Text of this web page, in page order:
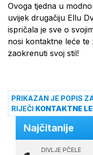
Ovoga tjedna u
uvijek drugačiju Ellu
ispričala je sve o
nosi kontaktne leće
zaokrenuti svoj stil!
PRIKAZAN JE POPIS
RIJEČI KONTAKTNE
Najčitanije
DIVLJE PČELE